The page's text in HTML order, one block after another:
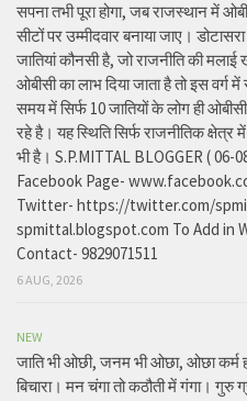
सपना तभी पूरा होगा, जब राजस्थान में
सीटों पर उम्मीदवार बनाया जाए।
जातियां कौनसी है, जो राजनीति की मलाई
ओबीसी का लाभ दिया जाता है तो इस वर्ग
समय में सिर्फ 10 जातियों के लोग ही
रहे है। यह स्थिति सिर्फ राजनीतिक क्षेत्र
भी है। S.P.MITTAL BLOGGER (
Facebook Page-
Twitter- https://twitter.com/
spmittal.blogspot.com To Add in
Contact- 9829071511
6 AUG, 2026
NEW
जाति भी ओछी, जनम भी ओछा, ओछा कर्म
बिचारा। मन चंगा तो कठौती में गंगा। गुरु